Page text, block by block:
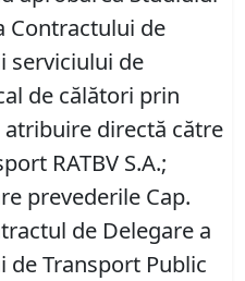
Contractului de
serviciului de
de călători prin
directă către
RATBV S.A.;
prevederile Cap.
de Delegare a
de Transport Public